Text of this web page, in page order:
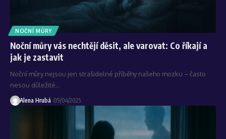
NOČNÍ MŮRY
Noční můry vás nechtějí děsit, ale varovat: Co říkají a
jak je zastavit
Noční můry nejsou jen strašidelné příběhy našeho mozku – často
nesou důležité…
Alena Hrubá 09/04/2025